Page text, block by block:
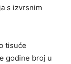
s izvrsnim
tisuće
godine broj u